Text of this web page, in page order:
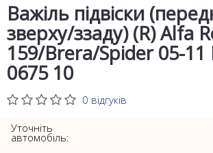
Важіль підвіски
зверху/ззаду) (R) Alfa
159/Brera/Spider 05-11
0675 10
0 відгуків
Уточніть
автомобіль: